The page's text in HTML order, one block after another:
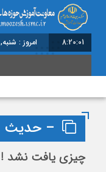
8:20:01 امروز : شنبه, ۱۷ مرداد , ۱۴۰۵
– حدیث
چیزی یافت نشد !